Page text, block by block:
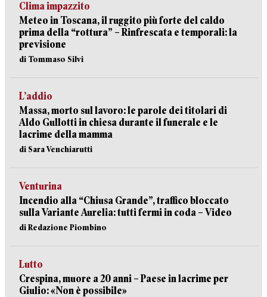
Clima impazzito
Meteo in Toscana, il ruggito più forte del caldo
prima della “rottura” – Rinfrescata e temporali: la
previsione
di Tommaso Silvi
L’addio
Massa, morto sul lavoro: le parole dei titolari di
Aldo Gullotti in chiesa durante il funerale e le
lacrime della mamma
di Sara Venchiarutti
Venturina
Incendio alla “Chiusa Grande”, traffico bloccato
sulla Variante Aurelia: tutti fermi in coda – Video
di Redazione Piombino
Lutto
Crespina, muore a 20 anni – Paese in lacrime per
Giulio: «Non è possibile»